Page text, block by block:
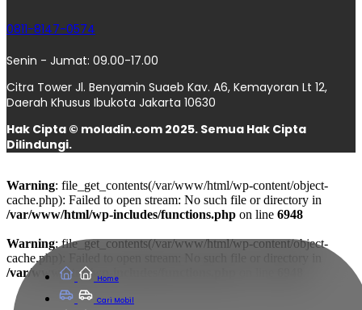
Home
Cari Mobil
0811-8147-0574
Senin - Jumat: 09.00-17.00
Citra Tower Jl. Benyamin Suaeb Kav. A6, Kemayoran Lt 12,
Daerah Khusus Ibukota Jakarta 10630
Hak Cipta © moladin.com 2025. Semua Hak Cipta
Dilindungi.
Warning: file_get_contents(/var/www/html/wp-content/object-
cache.php): Failed to open stream: No such file or directory in
/var/www/html/wp-includes/functions.php on line 6948
Warning: file_get_contents(/var/www/html/wp-content/object-
cache.php): Failed to open stream: No such file or directory in
/var/www/html/wp-includes/functions.php